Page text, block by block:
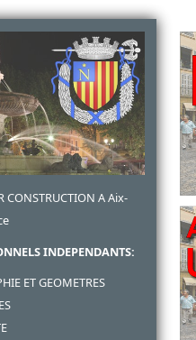
CONSTRUCTION A Aix-
INDEPENDANTS:
ET GEOMETRES